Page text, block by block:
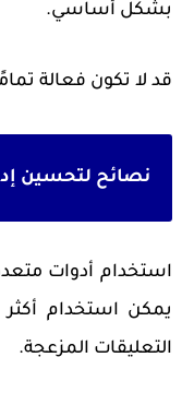
بشكل أساسي.
قد لا تكون فعالة
نصائح لتحسين
استخدام أدوات
يمكن استخدام
التعليقات المزعجة.